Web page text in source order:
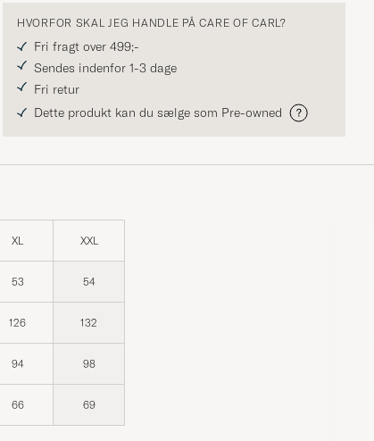
HVORFOR SKAL JEG HANDLE PÅ CARE OF CARL?
Fri fragt over 499;-
Sendes indenfor 1-3 dage
Fri retur
Dette produkt kan du sælge som Pre-owned
XL XXL
53 54
126 132
94 98
66 69